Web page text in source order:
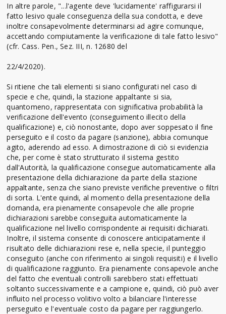
In altre parole, "...l'agente deve 'lucidamente' raffigurarsi il
fatto lesivo quale conseguenza della sua condotta, e deve
inoltre consapevolmente determinarsi ad agire comunque,
accettando compiutamente la verificazione di tale fatto lesivo"
(cfr. Cass. Pen., Sez. III, n. 12680 del
22/4/2020).
Si ritiene che tali elementi si siano configurati nel caso di
specie e che, quindi, la stazione appaltante si sia,
quantomeno, rappresentata con significativa probabilità la
verificazione dell'evento (conseguimento illecito della
qualificazione) e, ciò nonostante, dopo aver soppesato il fine
perseguito e il costo da pagare (sanzione), abbia comunque
agito, aderendo ad esso. A dimostrazione di ciò si evidenzia
che, per come è stato strutturato il sistema gestito
dall'Autorità, la qualificazione consegue automaticamente alla
presentazione della dichiarazione da parte della stazione
appaltante, senza che siano previste verifiche preventive o filtri
di sorta. L'ente quindi, al momento della presentazione della
domanda, era pienamente consapevole che alle proprie
dichiarazioni sarebbe conseguita automaticamente la
qualificazione nel livello corrispondente ai requisiti dichiarati.
Inoltre, il sistema consente di conoscere anticipatamente il
risultato delle dichiarazioni rese e, nella specie, il punteggio
conseguito (anche con riferimento ai singoli requisiti) e il livello
di qualificazione raggiunto. Era pienamente consapevole anche
del fatto che eventuali controlli sarebbero stati effettuati
soltanto successivamente e a campione e, quindi, ciò può aver
influito nel processo volitivo volto a bilanciare l'interesse
perseguito e l'eventuale costo da pagare per raggiungerlo.